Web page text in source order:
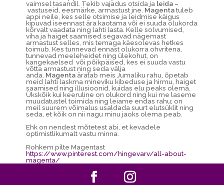
vaimsel tasandil. Tekib vajadus otsida ja leida –
vastuseid, eesmärke, armastust jne. Magentatuleb
appi neile, kes selle otsimise ja leidmise käigus
kipuvad iseennast ära kaotama või ei suuda olukorda
kõrvalt vaadata ning lahti lasta. Kelle solvumised,
viha ja haiget saamised segavad nägemast
armastust selles, mis temaga käesolevas hetkes
toimub. Kes tunnevad ennast olukorra ohvritena,
tunnevad meeleheidet ning ülekohut, on
kangekaelsed või põikpäised, kes ei suuda vastu
võtta armastust ning seda välja
anda. Magentaäratab meis Jumaliku rahu, õpetab
meid lahti laskma mineviku kibeduse ja hirmu, haiget
saamised ning illusioonid, kuidas elu peaks olema.
Ükskõik kui keeruline on olukord ning kui me laseme
muudatustel toimida ning leiame endas rahu; on
meil suurem võimalus usaldada suurt elutsüklit ning
seda, et kõik on nii nagu minu jaoks olema peab.
Ehk on nendest mõtetest abi, et kevadele
optimistlikumalt vastu minna.
Rohkem pilte Magentast
https://www.pinterest.com/hingevarv/all-about-
magenta/